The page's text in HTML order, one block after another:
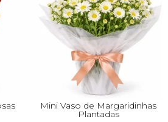
Mini Vaso de Margaridinhas
Plantadas